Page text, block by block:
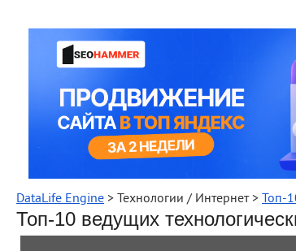
DataLife Engine > Технологии / Интернет > Топ-
Топ-10 ведущих